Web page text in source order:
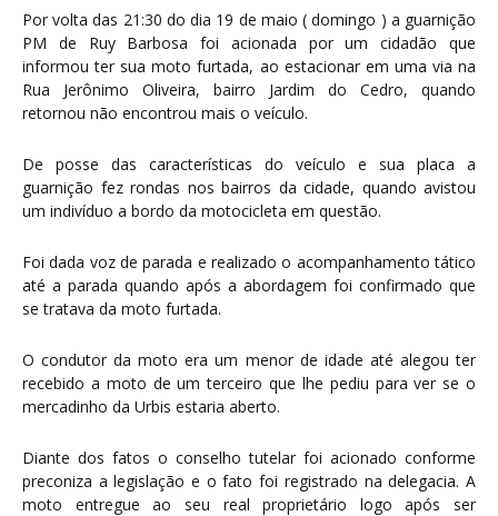
Por volta das 21:30 do dia 19 de maio ( domingo ) a guarnição
PM de Ruy Barbosa foi acionada por um cidadão que
informou ter sua moto furtada, ao estacionar em uma via na
Rua Jerônimo Oliveira, bairro Jardim do Cedro, quando
retornou não encontrou mais o veículo.
De posse das características do veículo e sua placa a
guarnição fez rondas nos bairros da cidade, quando avistou
um indivíduo a bordo da motocicleta em questão.
Foi dada voz de parada e realizado o acompanhamento tático
até a parada quando após a abordagem foi confirmado que
se tratava da moto furtada.
O condutor da moto era um menor de idade até alegou ter
recebido a moto de um terceiro que lhe pediu para ver se o
mercadinho da Urbis estaria aberto.
Diante dos fatos o conselho tutelar foi acionado conforme
preconiza a legislação e o fato foi registrado na delegacia. A
moto entregue ao seu real proprietário logo após ser